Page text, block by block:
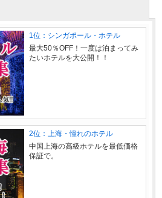
1位：シンガポール・ホテル
最大50％OFF！一度は泊まってみ
たいホテルを大公開！！
2位：上海・憧れのホテル
中国上海の高級ホテルを最低価格
保証で。